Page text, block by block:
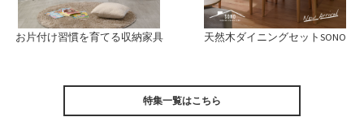
お片付け習慣を育てる収納家具 天然木ダイニングセットSONO
特集一覧はこちら